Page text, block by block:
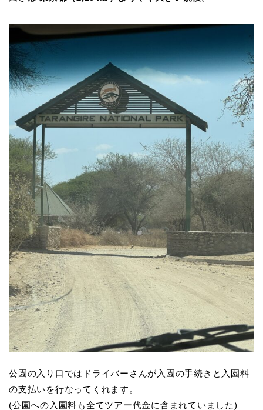
公園の入り口ではドライバーさんが入園の手続きと入園料
の支払いを行なってくれます。
(公園への入園料も全てツアー代金に含まれていました)